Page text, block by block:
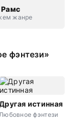
жанре
фэнтези»
истинная
фэнтези